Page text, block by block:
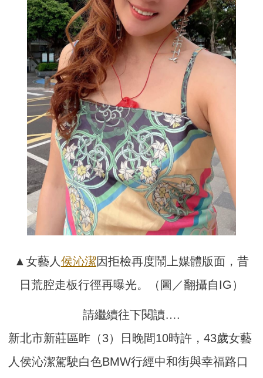
▲女藝人侯沁潔因拒檢再度鬧上媒體版面，昔
日荒腔走板行徑再曝光。（圖／翻攝自IG）
請繼續往下閱讀….
新北市新莊區昨（3）日晚間10時許，43歲女藝
人侯沁潔駕駛白色BMW行經中和街與幸福路口